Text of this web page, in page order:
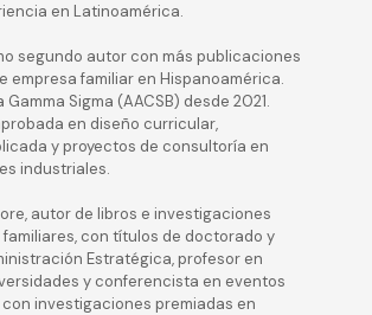
en Latinoamérica.
segundo autor con más publicaciones
empresa familiar en Hispanoamérica.
Sigma (AACSB) desde 2021.
en diseño curricular,
y proyectos de consultoría en
industriales.
autor de libros e investigaciones
con títulos de doctorado y
Estratégica, profesor en
y conferencista en eventos
investigaciones premiadas en